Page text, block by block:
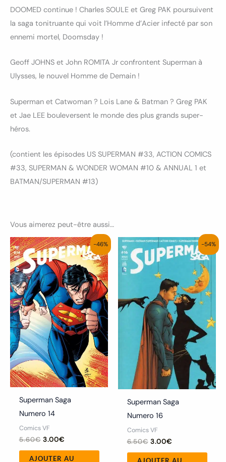
DOOMED continue ! Charles SOULE et Greg PAK poursuivent
la saga tonitruante qui voit l’Homme d’Acier infecté par son
ennemi mortel, Doomsday !
Geoff JOHNS et John ROMITA Jr confrontent Superman à
Ulysses, le nouvel Homme de Demain !
Superman et Catwoman ? Lois Lane & Batman ? Greg PAK
et Jae LEE bouleversent le monde des plus grands super-
héros.
(contient les épisodes US SUPERMAN #33, ACTION COMICS
#33, SUPERMAN & WONDER WOMAN #10 & ANNUAL 1 et
BATMAN/SUPERMAN #13)
Vous aimerez peut-être aussi…
-46%
Superman Saga
Numero 14
Comics VF
5.60€
Le
prix
initial
était :
5.60€.
3.00€
Le
prix
actuel
est :
3.00€.
AJOUTER AU
-54%
Superman Saga
Numero 16
Comics VF
6.50€
Le
prix
initial
était :
6.50€.
3.00€
Le
prix
actuel
3.00€.